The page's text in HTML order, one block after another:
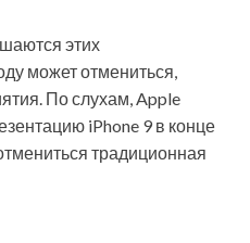
этих
может отмениться,
По слухам, Apple
iPhone 9 в конце
традиционная